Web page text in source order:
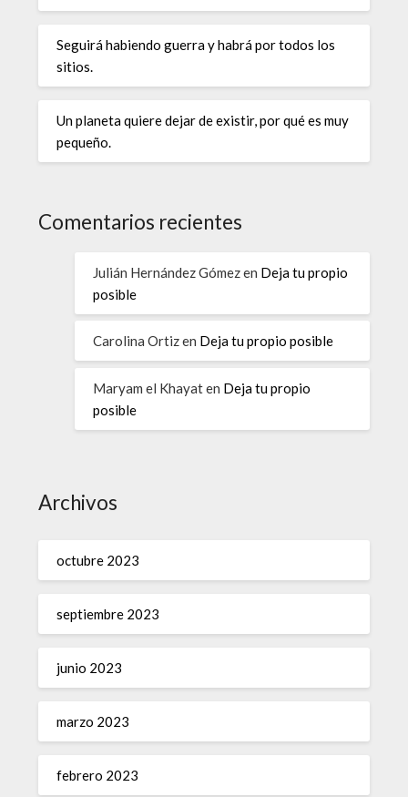
Seguirá habiendo guerra y habrá por todos los
sitios.
Un planeta quiere dejar de existir, por qué es muy
pequeño.
Comentarios recientes
Julián Hernández Gómezen Deja tu propio
posible
Carolina Ortizen Deja tu propio posible
Maryam el Khayaten Deja tu propio
posible
Archivos
octubre 2023
septiembre 2023
junio 2023
marzo 2023
febrero 2023